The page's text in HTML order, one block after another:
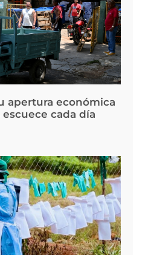
apertura económica
cada día